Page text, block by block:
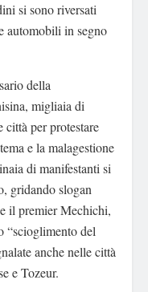
si sono riversati
automobili in segno
della
migliaia di
per protestare
e la malagestione
di manifestanti si
gridando slogan
il premier Mechichi,
“scioglimento del
anche nelle città
e Tozeur.